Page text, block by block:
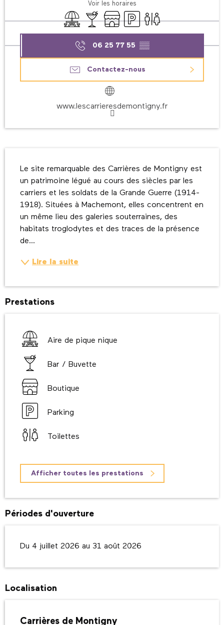
Voir les horaires
Aire de pique nique
Bar / Buvette
BoutiqueParkingToilettes
06 25 77 55 ▒▒
Contactez-nous
www.lescarrieresdemontigny.fr
Le site remarquable des Carrières de Montigny est
un patrimoine légué au cours des siècles par les
carriers et les soldats de la Grande Guerre (1914-
1918). Situées à Machemont, elles concentrent en
un même lieu des galeries souterraines, des
habitats troglodytes et des traces de la présence
de...
Lire la suite
Prestations
Aire de pique nique
Bar / Buvette
Boutique
Parking
Toilettes
Afficher toutes les prestations
Périodes d'ouverture
Du 4 juillet 2026 au 31 août 2026
Localisation
Carrières de Montigny